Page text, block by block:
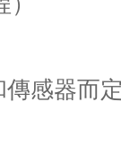
感器而